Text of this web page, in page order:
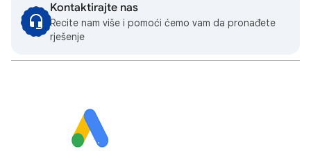
Kontaktirajte nas
Recite nam više i pomoći ćemo vam da pronađete
rješenje